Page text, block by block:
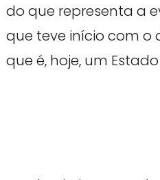
do que representa a
que teve início com o
que é, hoje, um